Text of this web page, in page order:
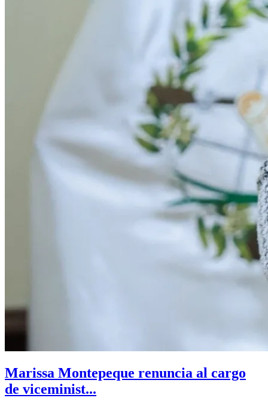
Marissa Montepeque renuncia al cargo
de viceminist...